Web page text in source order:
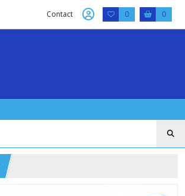
Contact 0 0